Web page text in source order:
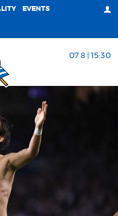
EVENTS
07 8 | 15:30